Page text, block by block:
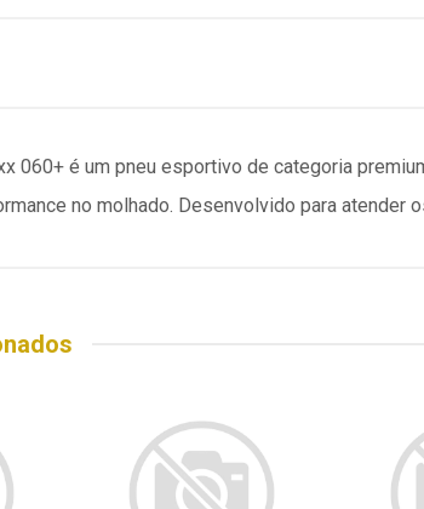
060+ é um pneu esportivo de categoria
no molhado. Desenvolvido para atender